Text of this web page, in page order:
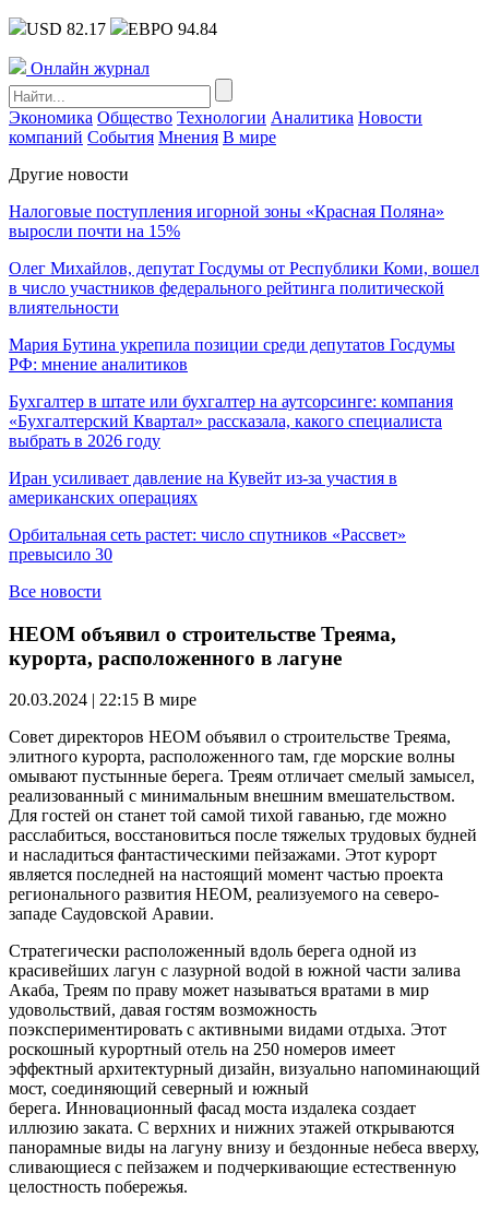
USD 82.17 ЕВРО 94.84
Онлайн журнал
Экономика Общество Технологии Аналитика Новости
компаний События Мнения В мире
Другие новости
Налоговые поступления игорной зоны «Красная Поляна»
выросли почти на 15%
Олег Михайлов, депутат Госдумы от Республики Коми, вошел
в число участников федерального рейтинга политической
влиятельности
Мария Бутина укрепила позиции среди депутатов Госдумы
РФ: мнение аналитиков
Бухгалтер в штате или бухгалтер на аутсорсинге: компания
«Бухгалтерский Квартал» рассказала, какого специалиста
выбрать в 2026 году
Иран усиливает давление на Кувейт из-за участия в
американских операциях
Орбитальная сеть растет: число спутников «Рассвет»
превысило 30
Все новости
НЕОМ объявил о строительстве Треяма,
курорта, расположенного в лагуне
20.03.2024 | 22:15 В мире
Совет директоров НЕОМ объявил о строительстве Треяма,
элитного курорта, расположенного там, где морские волны
омывают пустынные берега. Треям отличает смелый замысел,
реализованный с минимальным внешним вмешательством.
Для гостей он станет той самой тихой гаванью, где можно
расслабиться, восстановиться после тяжелых трудовых будней
и насладиться фантастическими пейзажами. Этот курорт
является последней на настоящий момент частью проекта
регионального развития НЕОМ, реализуемого на северо-
западе Саудовской Аравии.
Стратегически расположенный вдоль берега одной из
красивейших лагун с лазурной водой в южной части залива
Акаба, Треям по праву может называться вратами в мир
удовольствий, давая гостям возможность
поэкспериментировать с активными видами отдыха. Этот
роскошный курортный отель на 250 номеров имеет
эффектный архитектурный дизайн, визуально напоминающий
мост, соединяющий северный и южный
берега. Инновационный фасад моста издалека создает
иллюзию заката. С верхних и нижних этажей открываются
панорамные виды на лагуну внизу и бездонные небеса вверху,
сливающиеся с пейзажем и подчеркивающие естественную
целостность побережья.